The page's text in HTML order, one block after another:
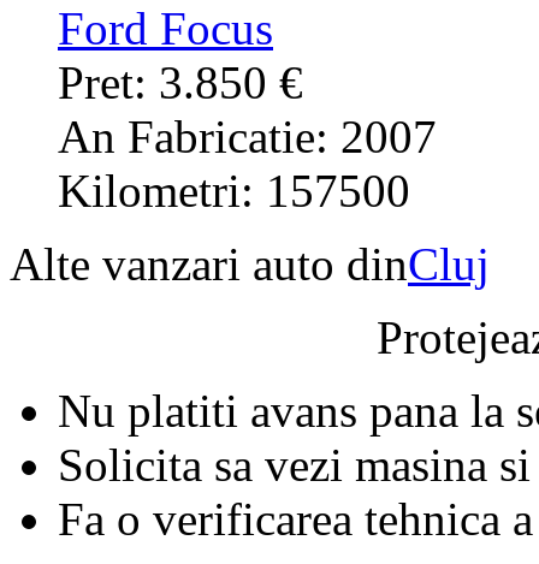
Ford Focus
Pret: 3.850 €
An Fabricatie: 2007
Kilometri: 157500
Alte vanzari auto dinCluj
Nu platiti avans pana la
Solicita sa vezi masina si
Fa o verificarea tehnica